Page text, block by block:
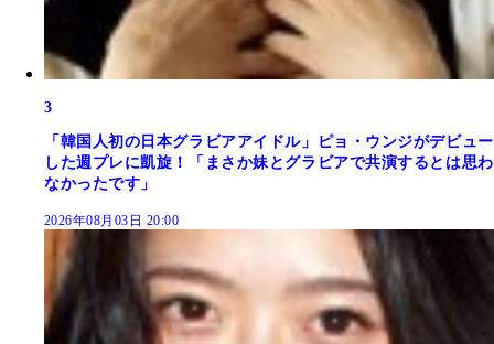
3
「韓国人初の日本グラビアアイドル」ピョ・ウンジがデビュー
した週プレに凱旋！「まさか妹とグラビアで共演するとは思わ
なかったです」
2026年08月03日 20:00